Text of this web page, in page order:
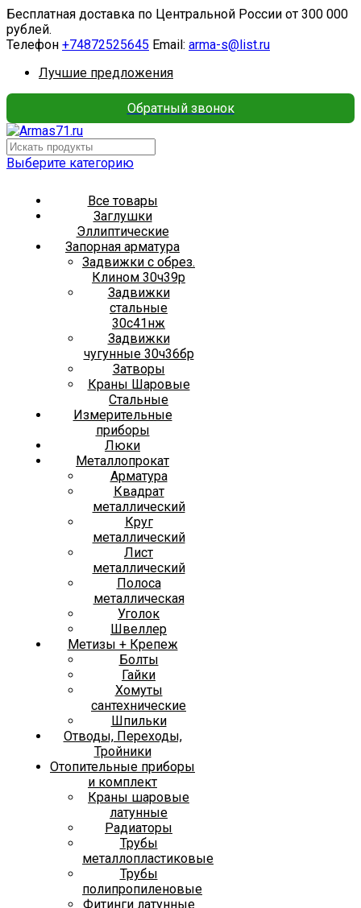
Бесплатная доставка по Центральной России от 300 000
рублей.
Телефон +74872525645 Email: arma-s@list.ru
Лучшие предложения
Обратный звонок
Выберите категорию
Все товары
Заглушки
Эллиптические
Запорная арматура
Задвижки с обрез.
Клином 30ч39р
Задвижки
стальные
30с41нж
Задвижки
чугунные 30ч36бр
Затворы
Краны Шаровые
Стальные
Измерительные
приборы
Люки
Металлопрокат
Арматура
Квадрат
металлический
Круг
металлический
Лист
металлический
Полоса
металлическая
Уголок
Швеллер
Метизы + Крепеж
Болты
Гайки
Хомуты
сантехнические
Шпильки
Отводы, Переходы,
Тройники
Отопительные приборы
и комплект
Краны шаровые
латунные
Радиаторы
Трубы
металлопластиковые
Трубы
полипропиленовые
Фитинги латунные